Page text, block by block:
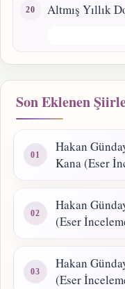
Altmış Yıllık
Son Eklenen
Hakan
Kana (Eser
Hakan
(Eser
Hakan
(Eser